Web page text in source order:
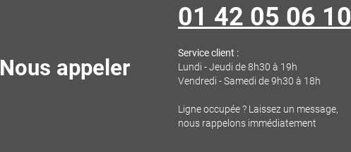
Nous appeler
01 42 05 06 10
Service client :
Lundi - Jeudi de 8h30 à 19h
Vendredi - Samedi de 9h30 à 18h
Ligne occupée ? Laissez un message,
nous rappelons immédiatement